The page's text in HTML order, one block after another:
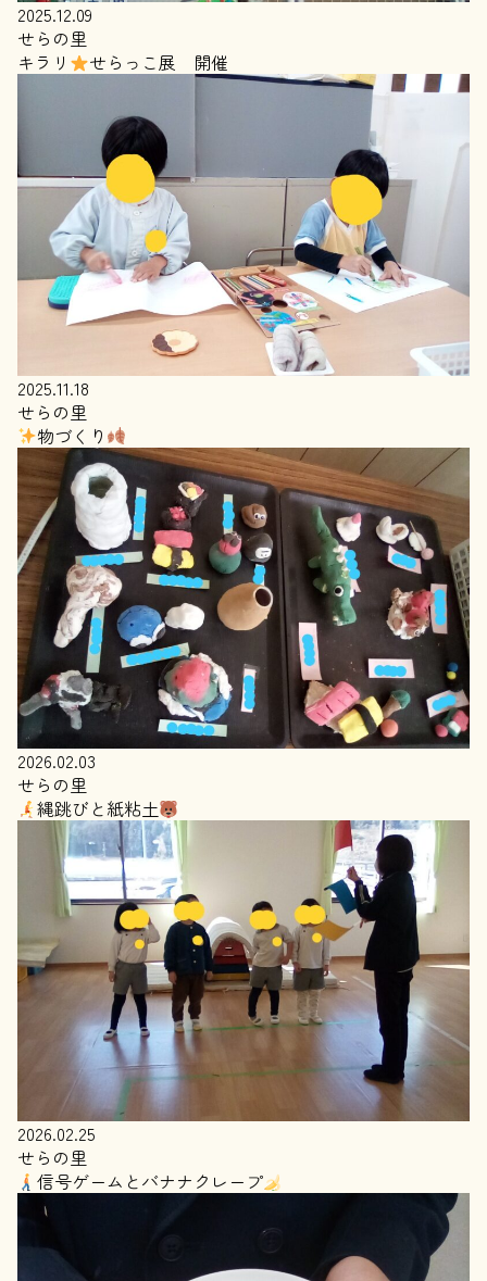
2025.12.09
せらの里
キラリ
せらっこ展 開催
2025.11.18
せらの里
物づくり
2026.02.03
せらの里
縄跳びと紙粘土
2026.02.25
せらの里
信号ゲームとバナナクレープ